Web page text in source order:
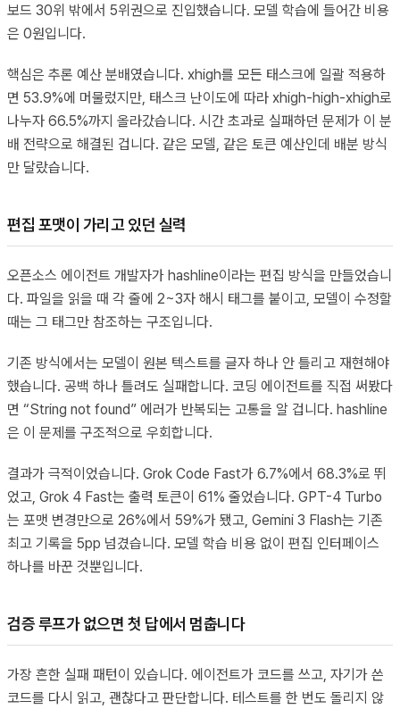
보드 30위 밖에서 5위권으로 진입했습니다. 모델 학습에 들어간 비용
은 0원입니다.
핵심은 추론 예산 분배였습니다. xhigh를 모든 태스크에 일괄 적용하
면 53.9%에 머물렀지만, 태스크 난이도에 따라 xhigh-high-xhigh로
나누자 66.5%까지 올라갔습니다. 시간 초과로 실패하던 문제가 이 분
배 전략으로 해결된 겁니다. 같은 모델, 같은 토큰 예산인데 배분 방식
만 달랐습니다.
편집 포맷이 가리고 있던 실력
오픈소스 에이전트 개발자가 hashline이라는 편집 방식을 만들었습니
다. 파일을 읽을 때 각 줄에 2~3자 해시 태그를 붙이고, 모델이 수정할
때는 그 태그만 참조하는 구조입니다.
기존 방식에서는 모델이 원본 텍스트를 글자 하나 안 틀리고 재현해야
했습니다. 공백 하나 틀려도 실패합니다. 코딩 에이전트를 직접 써봤다
면 “String not found” 에러가 반복되는 고통을 알 겁니다. hashline
은 이 문제를 구조적으로 우회합니다.
결과가 극적이었습니다. Grok Code Fast가 6.7%에서 68.3%로 뛰
었고, Grok 4 Fast는 출력 토큰이 61% 줄었습니다. GPT-4 Turbo
는 포맷 변경만으로 26%에서 59%가 됐고, Gemini 3 Flash는 기존
최고 기록을 5pp 넘겼습니다. 모델 학습 비용 없이 편집 인터페이스
하나를 바꾼 것뿐입니다.
검증 루프가 없으면 첫 답에서 멈춥니다
가장 흔한 실패 패턴이 있습니다. 에이전트가 코드를 쓰고, 자기가 쓴
코드를 다시 읽고, 괜찮다고 판단합니다. 테스트를 한 번도 돌리지 않